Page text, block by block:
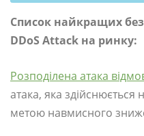
Список найкращих
DDoS Attack на ринку:
Розподілена атака
атака, яка здійснюється
метою навмисного